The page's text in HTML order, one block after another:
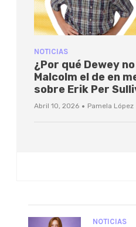
NOTICIAS
¿Por qué Dewey
Malcolm el de en
sobre Erik Per
Abril 10, 2026 · Pamela López
NOTICIAS